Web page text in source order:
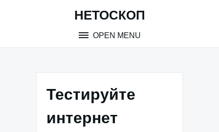
НЕТОСКОП
OPEN MENU
Тестируйте
интернет